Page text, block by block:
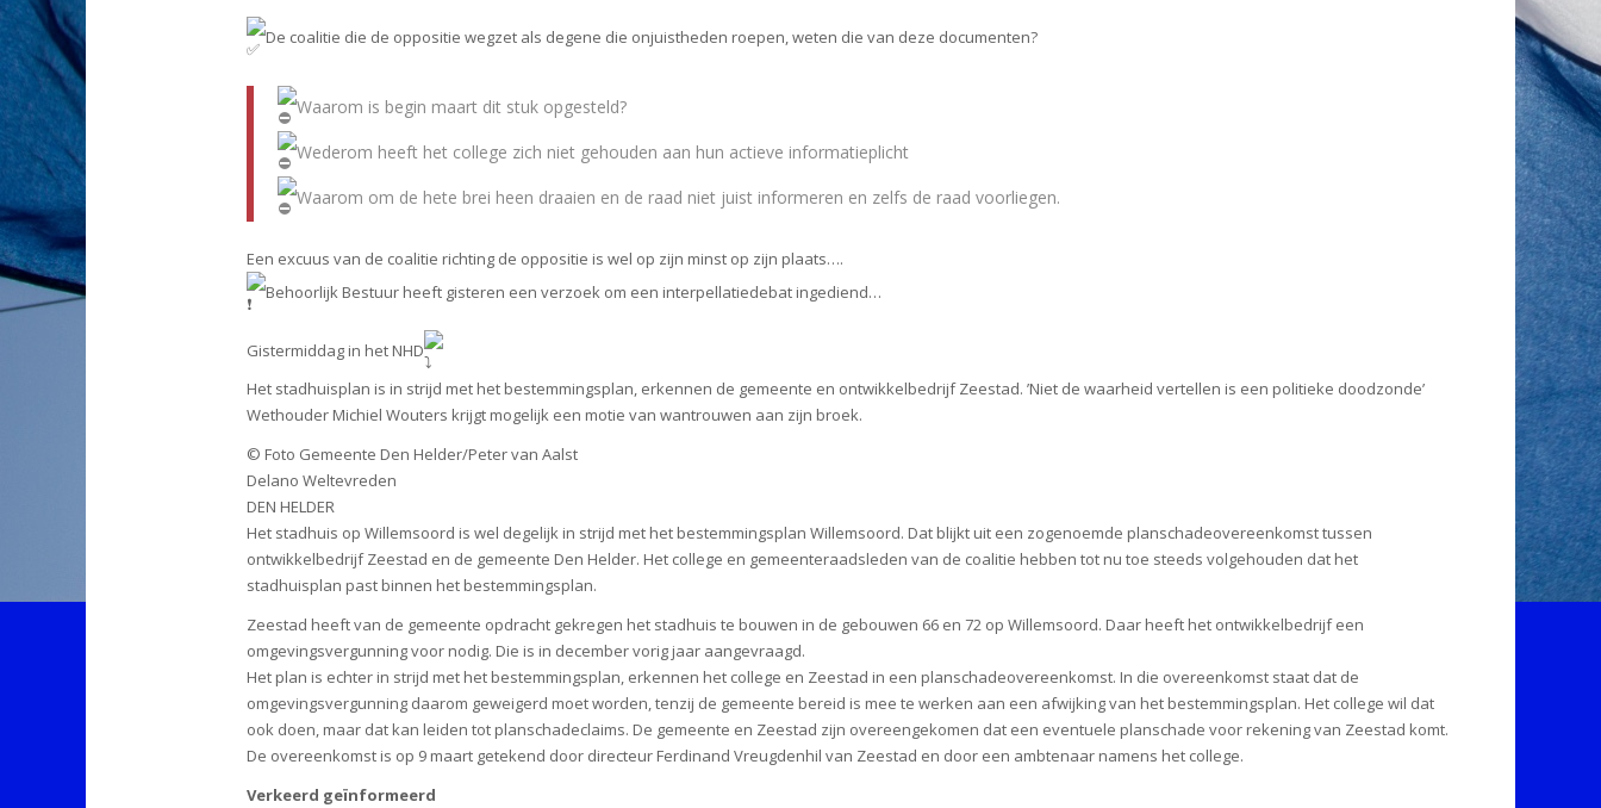
De coalitie die de oppositie wegzet als degene die onjuistheden roepen, weten die van deze documenten?
Waarom is begin maart dit stuk opgesteld?
Wederom heeft het college zich niet gehouden aan hun actieve informatieplicht
Waarom om de hete brei heen draaien en de raad niet juist informeren en zelfs de raad voorliegen.
Een excuus van de coalitie richting de oppositie is wel op zijn minst op zijn plaats….
Behoorlijk Bestuur heeft gisteren een verzoek om een interpellatiedebat ingediend…
Gistermiddag in het NHD
Het stadhuisplan is in strijd met het bestemmingsplan, erkennen de gemeente en ontwikkelbedrijf Zeestad. ’Niet de waarheid vertellen is een politieke doodzonde’
Wethouder Michiel Wouters krijgt mogelijk een motie van wantrouwen aan zijn broek.
© Foto Gemeente Den Helder/Peter van Aalst
Delano Weltevreden
DEN HELDER
Het stadhuis op Willemsoord is wel degelijk in strijd met het bestemmingsplan Willemsoord. Dat blijkt uit een zogenoemde planschadeovereenkomst tussen
ontwikkelbedrijf Zeestad en de gemeente Den Helder. Het college en gemeenteraadsleden van de coalitie hebben tot nu toe steeds volgehouden dat het
stadhuisplan past binnen het bestemmingsplan.
Zeestad heeft van de gemeente opdracht gekregen het stadhuis te bouwen in de gebouwen 66 en 72 op Willemsoord. Daar heeft het ontwikkelbedrijf een
omgevingsvergunning voor nodig. Die is in december vorig jaar aangevraagd.
Het plan is echter in strijd met het bestemmingsplan, erkennen het college en Zeestad in een planschadeovereenkomst. In die overeenkomst staat dat de
omgevingsvergunning daarom geweigerd moet worden, tenzij de gemeente bereid is mee te werken aan een afwijking van het bestemmingsplan. Het college wil dat
ook doen, maar dat kan leiden tot planschadeclaims. De gemeente en Zeestad zijn overeengekomen dat een eventuele planschade voor rekening van Zeestad komt.
De overeenkomst is op 9 maart getekend door directeur Ferdinand Vreugdenhil van Zeestad en door een ambtenaar namens het college.
Verkeerd geïnformeerd